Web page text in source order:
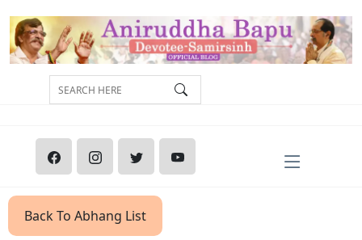
Back To Abhang List